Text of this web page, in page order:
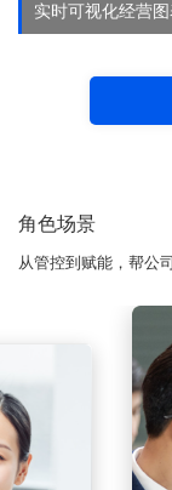
实时可视化经营
角色场景
从管控到赋能，帮公